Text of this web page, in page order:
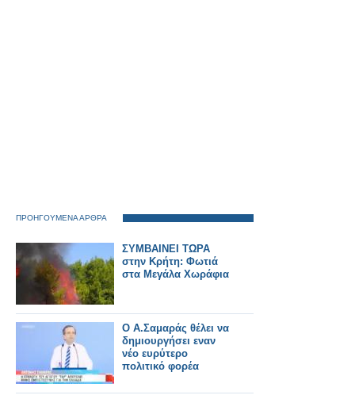
ΠΡΟΗΓΟΥΜΕΝΑ ΑΡΘΡΑ
ΣΥΜΒΑΙΝΕΙ ΤΩΡΑ
στην Κρήτη: Φωτιά
στα Μεγάλα Χωράφια
Ο Α.Σαμαράς θέλει να
δημιουργήσει εναν
νέο ευρύτερο
πολιτικό φορέα